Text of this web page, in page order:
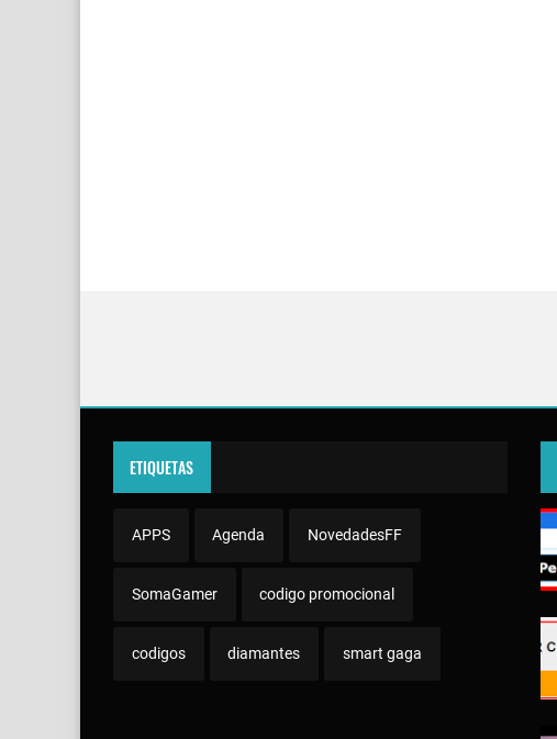
ETIQUETAS
APPS Agenda NovedadesFF
SomaGamer codigo promocional
codigos diamantes smart gaga